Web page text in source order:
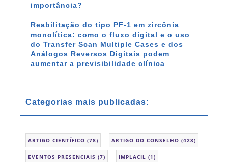
importância?
Reabilitação do tipo PF-1 em zircônia
monolítica: como o fluxo digital e o uso
do Transfer Scan Multiple Cases e dos
Análogos Reversos Digitais podem
aumentar a previsibilidade clínica
Categorias mais publicadas:
ARTIGO CIENTÍFICO (78) ARTIGO DO CONSELHO (428)
EVENTOS PRESENCIAIS (7) IMPLACIL (1)